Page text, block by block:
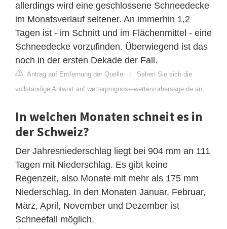
allerdings wird eine geschlossene Schneedecke
im Monatsverlauf seltener. An immerhin 1,2
Tagen ist - im Schnitt und im Flächenmittel - eine
Schneedecke vorzufinden. Überwiegend ist das
noch in der ersten Dekade der Fall.
Antrag auf Entfernung der Quelle
Sehen Sie sich die
vollständige Antwort auf wetterprognose-wettervorhersage.de an
In welchen Monaten schneit es in
der Schweiz?
Der Jahresniederschlag liegt bei 904 mm an 111
Tagen mit Niederschlag. Es gibt keine
Regenzeit, also Monate mit mehr als 175 mm
Niederschlag. In den Monaten Januar, Februar,
März, April, November und Dezember ist
Schneefall möglich.